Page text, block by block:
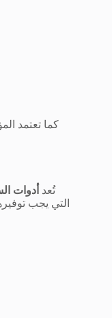
كما تعتمد
تُعد أدوات
التي يجب